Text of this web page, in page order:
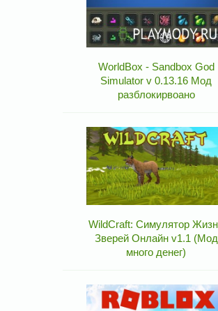
WorldBox - Sandbox God
Simulator v 0.13.16 Мод
разблокирвоано
WildCraft: Симулятор
Зверей Онлайн v1.1 (Мод
много денег)